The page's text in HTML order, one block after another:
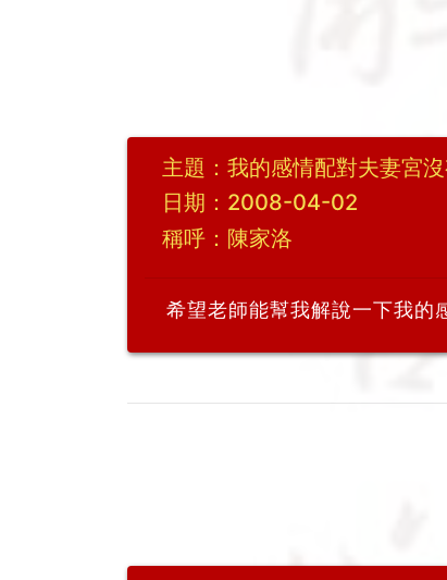
主題：我的感情配對夫妻宮
日期：2008-04-02
稱呼：陳家洛
希望老師能幫我解說一下我的